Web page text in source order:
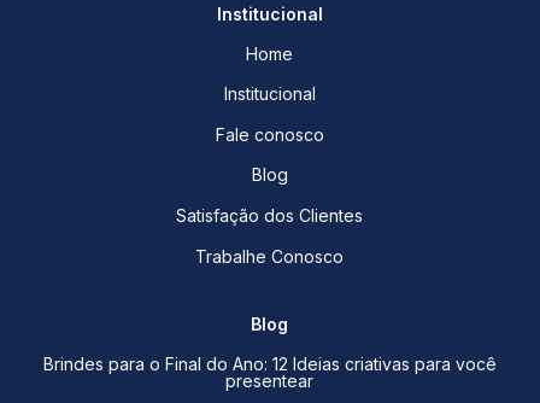
Institucional
Home
Institucional
Fale conosco
Blog
Satisfação dos Clientes
Trabalhe Conosco
Blog
Brindes para o Final do Ano: 12 Ideias criativas para você
presentear